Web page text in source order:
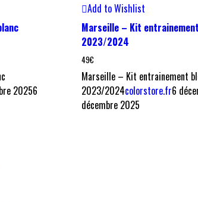
20256
Add to Wishlist
Marseille – Kit
2023/2024
49€
Marseille – Kit entrainement
2023/2024colorstore.fr6
décembre 2025